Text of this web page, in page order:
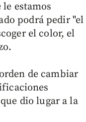
estamos
podrá pedir "el
el color, el
de cambiar
dio lugar a la